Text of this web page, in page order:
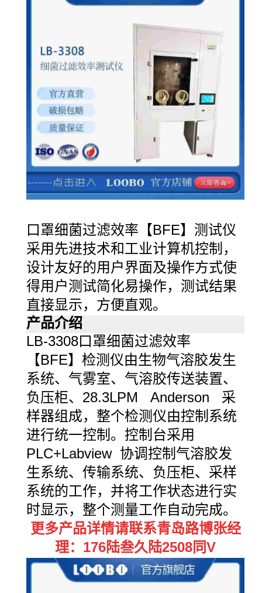
口罩细菌过滤效率【BFE】测试仪
采用先进技术和工业计算机控制，
设计友好的用户界面及操作方式使
得用户测试简化易操作，测试结果
直接显示，方便直观。
产品介绍
LB-3308口罩细菌过滤效率
【BFE】检测仪由生物气溶胶发生
系统、气雾室、气溶胶传送装置、
负压柜、28.3LPM Anderson 采
样器组成，整个检测仪由控制系统
进行统一控制。控制台采用
PLC+Labview 协调控制气溶胶发
生系统、传输系统、负压柜、采样
系统的工作，并将工作状态进行实
时显示，整个测量工作自动完成。
更多产品详情请联系青岛路博张经
理：176陆叁久陆2508同V